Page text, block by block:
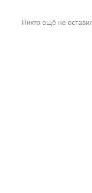
Никто ещё не